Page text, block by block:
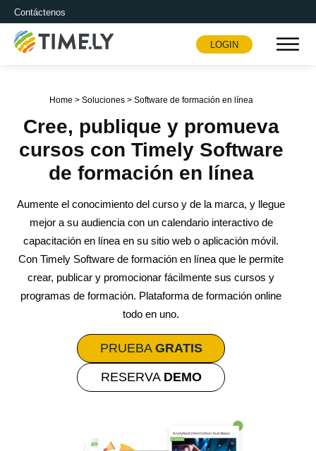
Contáctenos
Timely
LOGIN
Home > Soluciones> Software de formación en línea
Cree, publique y promueva
cursos con Timely Software
de formación en línea
Aumente el conocimiento del curso y de la marca, y llegue
mejor a su audiencia con un calendario interactivo de
capacitación en línea en su sitio web o aplicación móvil.
Con Timely Software de formación en línea que le permite
crear, publicar y promocionar fácilmente sus cursos y
programas de formación. Plataforma de formación online
todo en uno.
PRUEBA GRATIS
RESERVA DEMO